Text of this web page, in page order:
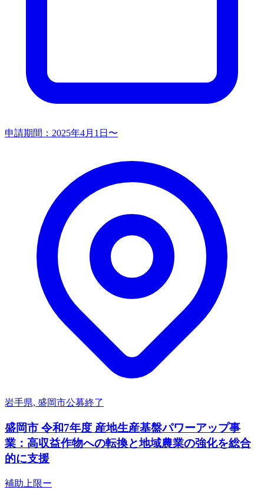
申請期間： 2025年4月1日〜
岩手県, 盛岡市公募終了
盛岡市 令和7年度 産地生産基盤パワーアップ事
業：高収益作物への転換と地域農業の強化を総合
的に支援
補助上限ー